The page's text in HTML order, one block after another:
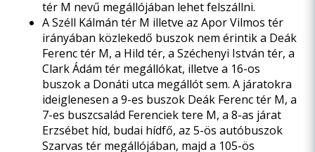
tér M nevű megállójában lehet felszállni.
A Széll Kálmán tér M illetve az Apor Vilmos tér
irányában közlekedő buszok nem érintik a Deák
Ferenc tér M, a Hild tér, a Széchenyi István tér, a
Clark Ádám tér megállókat, illetve a 16-os
buszok a Donáti utca megállót sem. A járatokra
ideiglenesen a 9-es buszok Deák Ferenc tér M, a
7-es buszcsalád Ferenciek tere M, a 8-as járat
Erzsébet híd, budai hídfő, az 5-ös autóbuszok
Szarvas tér megállójában, majd a 105-ös